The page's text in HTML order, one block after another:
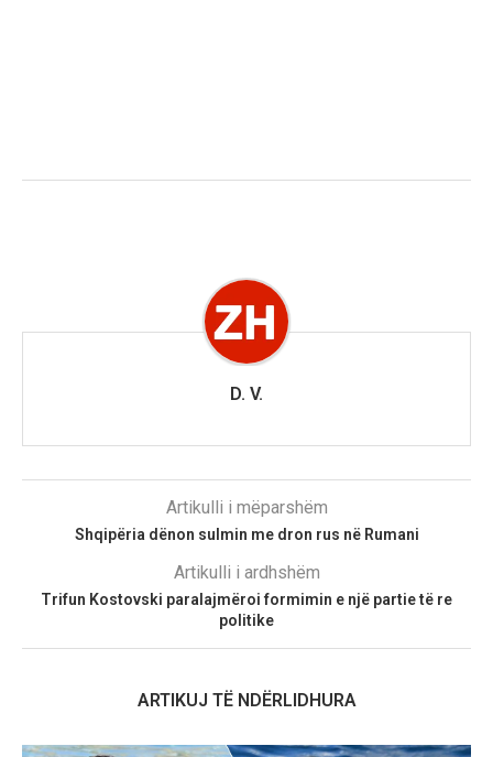
D. V.
Artikulli i mëparshëm
Shqipëria dënon sulmin me dron rus në Rumani
Artikulli i ardhshëm
Trifun Kostovski paralajmëroi formimin e një partie të re
politike
ARTIKUJ TË NDËRLIDHURA